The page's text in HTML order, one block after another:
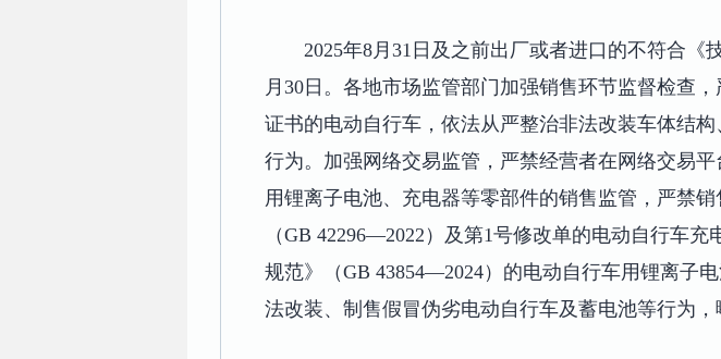
2025年8月31日及之前出厂或者进口的不符合《
月30日。各地市场监管部门加强销售环节监督检查
证书的电动自行车，依法从严整治非法改装车体结
行为。加强网络交易监管，严禁经营者在网络交易
用锂离子电池、充电器等零部件的销售监管，严禁
（GB 42296—2022）及第1号修改单的电动自行车
规范》（GB 43854—2024）的电动自行车用锂离子
法改装、制售假冒伪劣电动自行车及蓄电池等行为，